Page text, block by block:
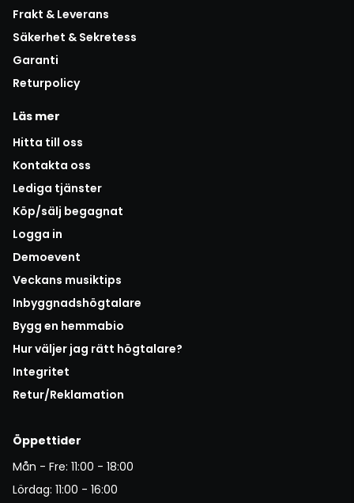
Frakt & Leverans
Säkerhet & Sekretess
Garanti
Returpolicy
Läs mer
Hitta till oss
Kontakta oss
Lediga tjänster
Köp/sälj begagnat
Logga in
Demoevent
Veckans musiktips
Inbyggnadshögtalare
Bygg en hemmabio
Hur väljer jag rätt högtalare?
Integritet
Retur/Reklamation
Öppettider
Mån - Fre: 11:00 - 18:00
Lördag: 11:00 - 16:00